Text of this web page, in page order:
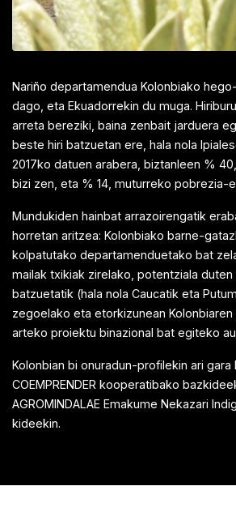
Nariño departamendua Kolonbiako
dago, eta Ekuadorrekin du muga.
arreta bereziki, baina zenbait jarduera
beste hiri batzuetan ere, hala nola
2017ko datuen arabera, biztanleen %
bizi zen, eta % 14, muturreko pobrezia-
Mundukiden hainbat arrazoirengatik
horretan aritzea: Kolonbiako barne-
kolpatutako departamenduetako bat
mailak txikiak zirelako, potentziala
batzuetatik (hala nola Caucatik eta
zegoelako eta etorkizunean Kolonbiaren
arteko proiektu binazional bat egiteko
Kolonbian bi onuradun-profilekin ari gara
COEMPRENDER kooperatibako
AGROMINDALAE Emakume Nekazari
kideekin.